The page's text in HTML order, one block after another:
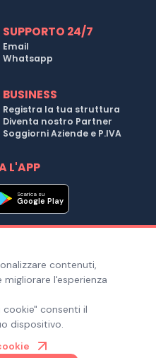
SUPPORTO 24/7
Email
Whatsapp
BUSINESS
Registra la tua struttura
Diventa nostro Partner
Soggiorni Aziende e P.IVA
L'APP
Scarica su
Google Play
di aiuto ?
(BO), Italia | Cod. Fiscale
contenuti,
l'esperienza
consenti il
dispositivo.